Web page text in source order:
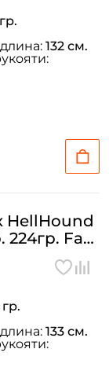
132 см.
HellHound
Fast
133 см.